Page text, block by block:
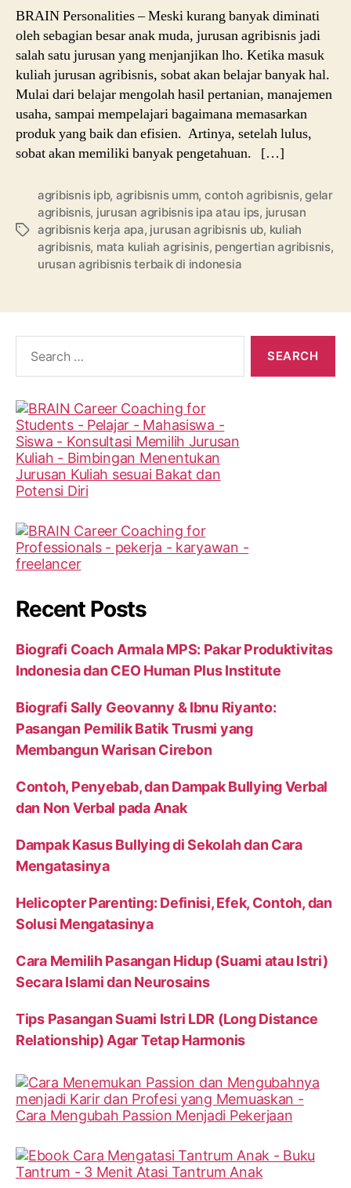
Lulusannya
BRAIN Personalities – Meski kurang banyak diminati
oleh sebagian besar anak muda, jurusan agribisnis jadi
salah satu jurusan yang menjanjikan lho. Ketika masuk
kuliah jurusan agribisnis, sobat akan belajar banyak hal.
Mulai dari belajar mengolah hasil pertanian, manajemen
usaha, sampai mempelajari bagaimana memasarkan
produk yang baik dan efisien. Artinya, setelah lulus,
sobat akan memiliki banyak pengetahuan. […]
Tags
agribisnis ipb, agribisnis umm, contoh agribisnis,gelar
agribisnis, jurusan agribisnis ipa atau ips, jurusan
agribisnis kerja apa, jurusan agribisnis ub, kuliah
agribisnis, mata kuliah agrisinis, pengertian agribisnis,
urusan agribisnis terbaik di indonesia
Recent Posts
Biografi Coach Armala MPS: Pakar Produktivitas
Indonesia dan CEO Human Plus Institute
Biografi Sally Geovanny & Ibnu Riyanto:
Pasangan Pemilik Batik Trusmi yang
Membangun Warisan Cirebon
Contoh, Penyebab, dan Dampak Bullying Verbal
dan Non Verbal pada Anak
Dampak Kasus Bullying di Sekolah dan Cara
Mengatasinya
Helicopter Parenting: Definisi, Efek, Contoh, dan
Solusi Mengatasinya
Cara Memilih Pasangan Hidup (Suami atau Istri)
Secara Islami dan Neurosains
Tips Pasangan Suami Istri LDR (Long Distance
Relationship) Agar Tetap Harmonis